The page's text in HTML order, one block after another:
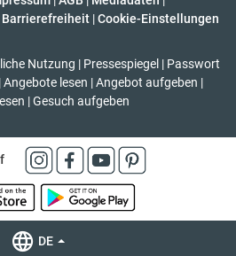
Barrierefreiheit | Cookie-Einstellungen
Nutzung | Pressespiegel | Passwort
| Angebote lesen | Angebot aufgeben |
| Gesuch aufgeben
DE